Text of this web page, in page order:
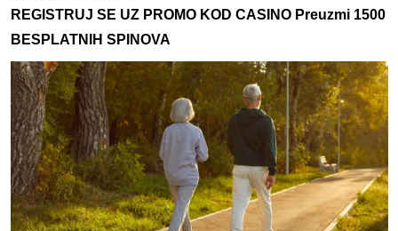
REGISTRUJ SE UZ PROMO KOD CASINO Preuzmi 1500
BESPLATNIH SPINOVA